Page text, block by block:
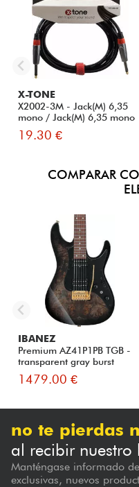
X-TONE
X2002-3M - Jack(M) 6,35
mono / Jack(M) 6,35 mono
S...
19.30 €
COMPARAR
IBANEZ
Premium AZ41P1PB TGB -
transparent gray burst
1479.00 €
no te pierdas
al recibir nuestro
Manténgase informado
exclusivas, nuevos